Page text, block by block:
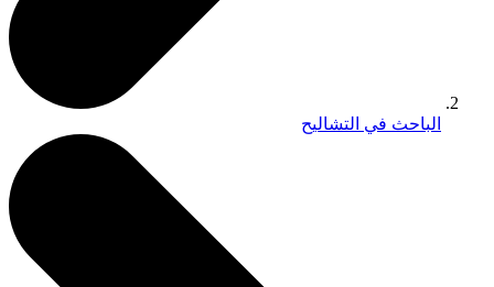
الباحث في التشاليح